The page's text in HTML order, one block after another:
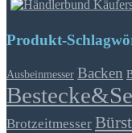
Produkt-
Ausbeinmesser Backen
Brotzeitmesser